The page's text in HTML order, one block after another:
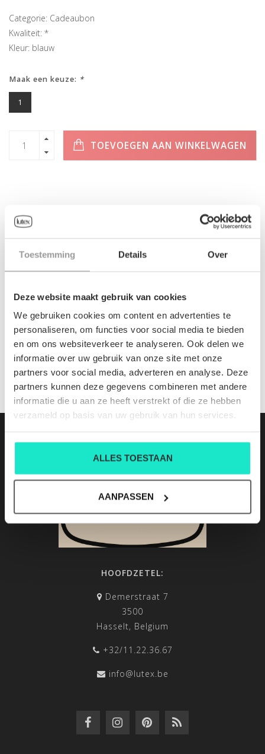
Toestemming Details Over
Deze website maakt gebruik van cookies
We gebruiken cookies om content en advertenties te
personaliseren, om functies voor social media te bieden
en om ons websiteverkeer te analyseren. Ook delen we
informatie over uw gebruik van onze site met onze
partners voor social media, adverteren en analyse. Deze
partners kunnen deze gegevens combineren met andere
informatie die u aan ze heeft verstrekt of die ze hebben
verzameld op basis van uw gebruik van hun services.
ALLES TOESTAAN
AANPASSEN
Categorie: Cadeaubon
Kwaliteit: *
Kleur: blauw
Maak een keuze: *
1
TOEVOEGEN AAN WINKELWAGEN
Geen informatie gevonden
Cadeaubon 25€
Nog niet gewaardeerd
0 sterren op basis van 0 beoordelingen
JE BEOORDELING TOEVOEGEN
HOOFDZETEL:
Demerstraat 7
3500
Hasselt, Belgium
+32/11.22.36.67
info@lutex.be